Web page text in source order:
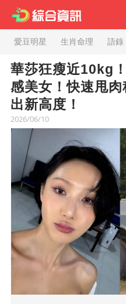
愛豆明星 生肖命理 語錄
華莎狂瘦近10kg
感美女！快速甩
出新高度！
2026/06/10